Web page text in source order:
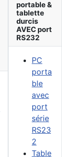
portable &
tablette
durcis
AVEC port
RS232
PC
porta
ble
avec
port
série
RS23
2
Table